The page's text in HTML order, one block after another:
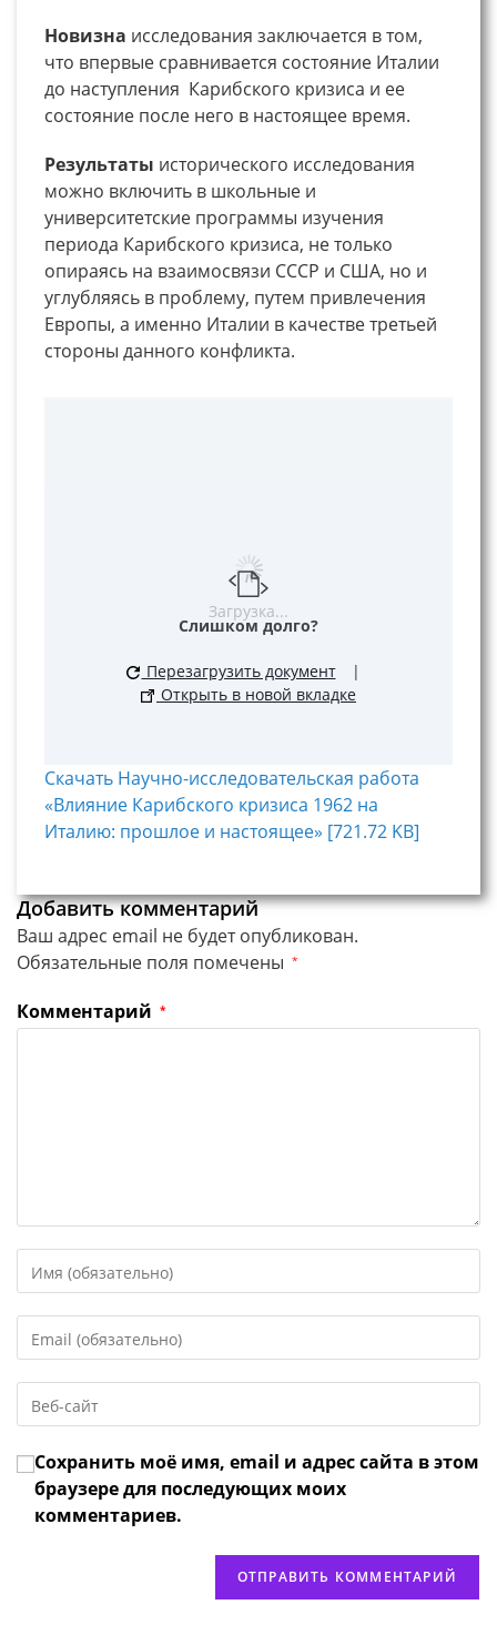
Новизна исследования заключается в том,
что впервые сравнивается состояние Италии
до наступления Карибского кризиса и ее
состояние после него в настоящее время.
Результаты исторического исследования
можно включить в школьные и
университетские программы изучения
периода Карибского кризиса, не только
опираясь на взаимосвязи СССР и США, но и
углубляясь в проблему, путем привлечения
Европы, а именно Италии в качестве третьей
стороны данного конфликта.
Загрузка...
Слишком долго?
Перезагрузить документ
|
Открыть в новой вкладке
Скачать Научно-исследовательская работа
«Влияние Карибского кризиса 1962 на
Италию: прошлое и настоящее» [721.72 KB]
Добавить комментарий
Ваш адрес email не будет опубликован.
Обязательные поля помечены *
Комментарий *
свое
или
имя
чтобы
прокомментировать
свой
адрес,
чтобы
URL
веб-
сайта
(необязательно)
Сохранить моё имя, email и адрес сайта в этом
браузере для последующих моих
комментариев.